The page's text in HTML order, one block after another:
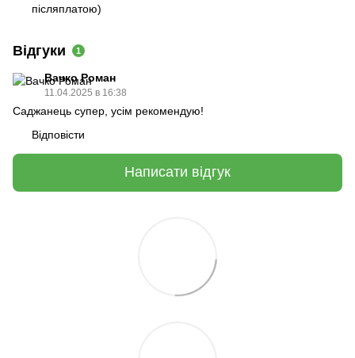
післяплатою)
Відгуки 1
Вачко Роман
11.04.2025 в 16:38
Саджанець супер, усім рекомендую!
Відповісти
Написати відгук